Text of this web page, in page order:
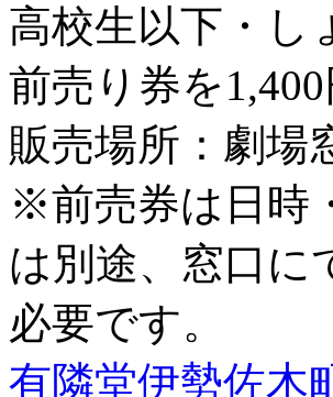
高校生以下・し
前売り券を
販売場所：劇場
※前売券は日時
は別途、窓口に
必要です。
有隣堂伊勢佐木